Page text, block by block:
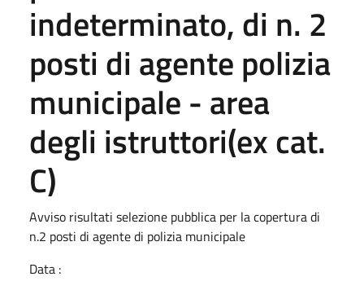
indeterminato, di n. 2
posti di agente polizia
municipale - area
degli istruttori(ex cat.
C)
Avviso risultati selezione pubblica per la copertura di
n.2 posti di agente di polizia municipale
Data :